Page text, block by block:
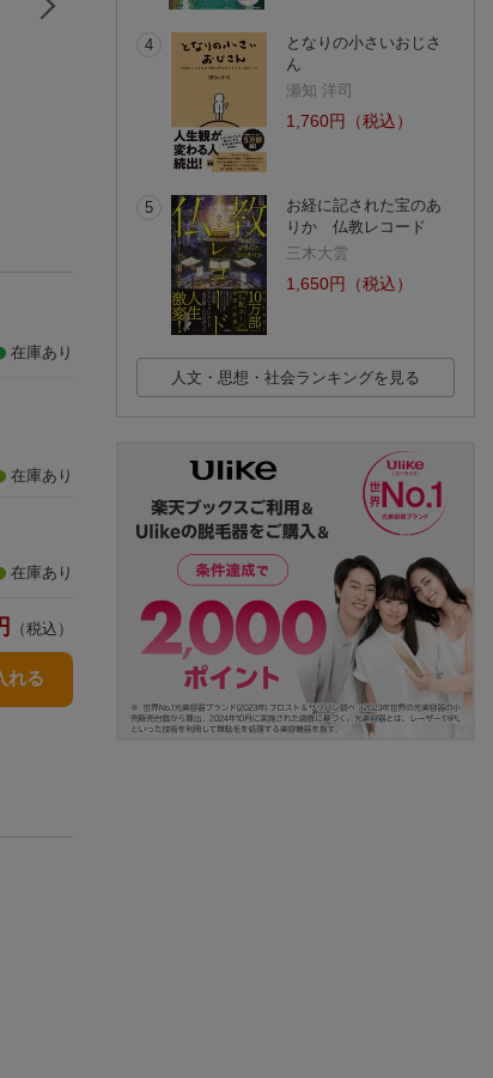
この世が危ない!
江原 啓之
(25件)
江原 啓之
在庫あり
在庫あり
在庫あり
（税込）
れる
4
となりの小さいおじさ
ん
瀬知 洋司
1,760円（税込）
5
お経に記された宝のあ
りか 仏教レコード
三木大雲
1,650円（税込）
人文・思想・社会ランキングを見る